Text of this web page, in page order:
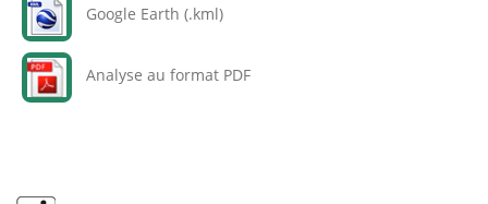
Google Earth (.kml)
Analyse au format PDF